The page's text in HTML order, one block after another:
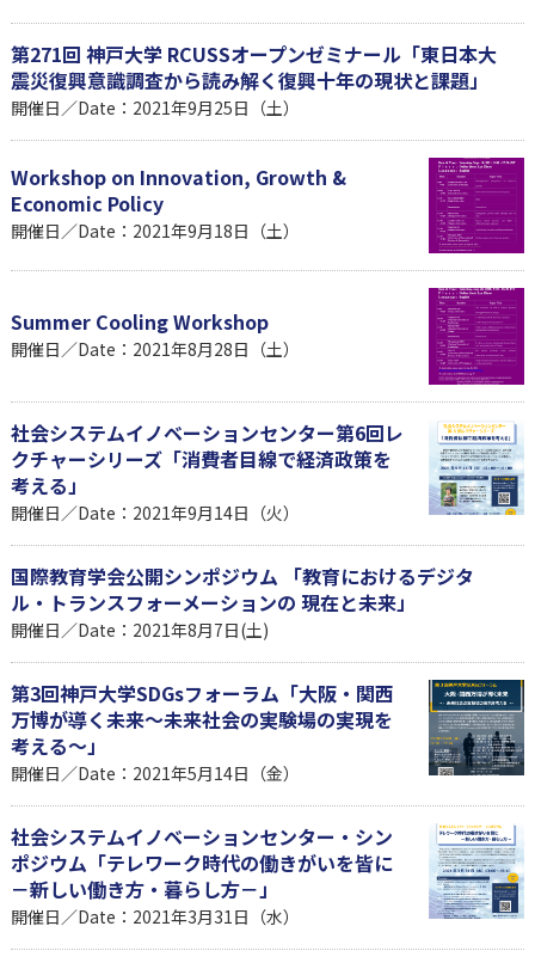
第271回 神戸大学 RCUSSオープンゼミナール「東日本大
震災復興意識調査から読み解く復興十年の現状と課題」
開催日／Date：2021年9月25日（土）
Workshop on Innovation, Growth &
Economic Policy
開催日／Date：2021年9月18日（土）
Summer Cooling Workshop
開催日／Date：2021年8月28日（土）
社会システムイノベーションセンター第6回レ
クチャーシリーズ「消費者目線で経済政策を
考える」
開催日／Date：2021年9月14日（火）
国際教育学会公開シンポジウム 「教育におけるデジタ
ル・トランスフォーメーションの 現在と未来」
開催日／Date：2021年8月7日(土)
第3回神戸大学SDGsフォーラム「大阪・関西
万博が導く未来～未来社会の実験場の実現を
考える～」
開催日／Date：2021年5月14日（金）
社会システムイノベーションセンター・シン
ポジウム「テレワーク時代の働きがいを皆に
－新しい働き方・暮らし方－」
開催日／Date：2021年3月31日（水）